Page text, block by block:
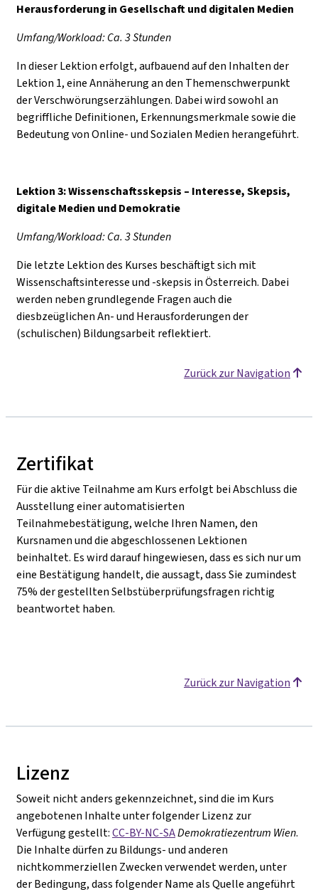
Herausforderung in Gesellschaft und digitalen Medien
Umfang/Workload: Ca. 3 Stunden
In dieser Lektion erfolgt, aufbauend auf den Inhalten der
Lektion 1, eine Annäherung an den Themenschwerpunkt
der Verschwörungserzählungen. Dabei wird sowohl an
begriffliche Definitionen, Erkennungsmerkmale sowie die
Bedeutung von Online- und Sozialen Medien herangeführt.
Lektion 3: Wissenschaftsskepsis – Interesse, Skepsis,
digitale Medien und Demokratie
Umfang/Workload: Ca. 3 Stunden
Die letzte Lektion des Kurses beschäftigt sich mit
Wissenschaftsinteresse und -skepsis in Österreich. Dabei
werden neben grundlegende Fragen auch die
diesbzeüglichen An- und Herausforderungen der
(schulischen) Bildungsarbeit reflektiert.
Zurück zur Navigation
Zertifikat
Für die aktive Teilnahme am Kurs erfolgt bei Abschluss die
Ausstellung einer automatisierten
Teilnahmebestätigung, welche Ihren Namen, den
Kursnamen und die abgeschlossenen Lektionen
beinhaltet. Es wird darauf hingewiesen, dass es sich nur um
eine Bestätigung handelt, die aussagt, dass Sie zumindest
75% der gestellten Selbstüberprüfungsfragen richtig
beantwortet haben.
Zurück zur Navigation
Lizenz
Soweit nicht anders gekennzeichnet, sind die im Kurs
angebotenen Inhalte unter folgender Lizenz zur
Verfügung gestellt:CC-BY-NC-SADemokratiezentrum Wien.
Die Inhalte dürfen zu Bildungs- und anderen
nichtkommerziellen Zwecken verwendet werden, unter
der Bedingung, dass folgender Name als Quelle angeführt